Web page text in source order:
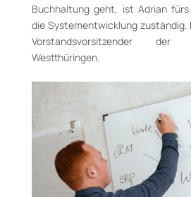
Buchhaltung geht, ist Adrian
die Systementwicklung zuständig.
Vorstandsvorsitzender der
Westthüringen.